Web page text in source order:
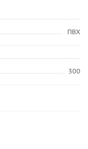
ПВХ
300